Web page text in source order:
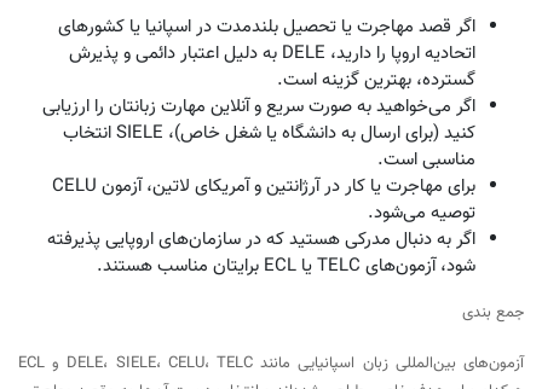
اگر قصد مهاجرت یا تحصیل بلندمدت در اسپانیا یا کشورهای
اتحادیه اروپا را دارید، DELE به دلیل اعتبار دائمی و پذیرش
گسترده، بهترین گزینه است.
اگر می‌خواهید به صورت سریع و آنلاین مهارت زبانتان را ارزیابی
کنید (برای ارسال به دانشگاه یا شغل خاص)، SIELE انتخاب
مناسبی است.
برای مهاجرت یا کار در آرژانتین و آمریکای لاتین، آزمون CELU
توصیه می‌شود.
اگر به دنبال مدرکی هستید که در سازمان‌های اروپایی پذیرفته
شود، آزمون‌های TELC یا ECL برایتان مناسب هستند.
جمع بندی
آزمون‌های بین‌المللی زبان اسپانیایی مانند DELE، SIELE، CELU، TELC و ECL